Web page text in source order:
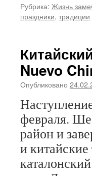
Рубрика: Жизнь
праздники, традиции
Nuevo
Опубликовано
февраля.
район и
и